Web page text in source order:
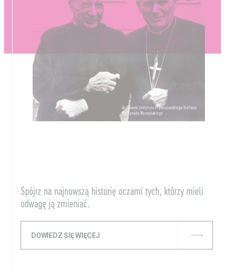
Spójrz na najnowszą historię oczami tych, którzy mieli
odwagę ją zmieniać.
DOWIEDZ SIĘ WIĘCEJ
Archiwum Instytutu Prymasowskiego Stefana
Kardynała Wyszyńskiego